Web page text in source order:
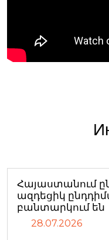
Հայաստանում
ազդեցիկ
բանտարկում են
28.07.2026